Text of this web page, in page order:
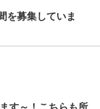
を募集していま